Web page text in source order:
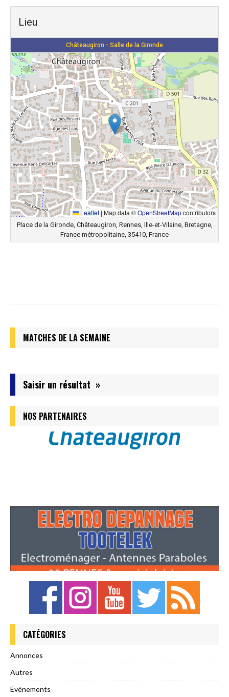
Lieu
Châteaugiron - Salle de la Gironde
Leaflet |Map data ©OpenStreetMapcontributors
Place de la Gironde, Châteaugiron, Rennes, Ille-et-Vilaine, Bretagne,
France métropolitaine, 35410, France
MATCHES DE LA SEMAINE
Saisir un résultat »
NOS PARTENAIRES
CATÉGORIES
Annonces
Autres
Événements